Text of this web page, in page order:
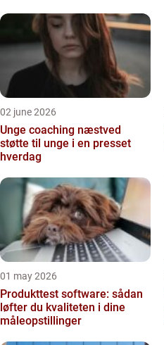
02 june 2026
Unge coaching næstved
støtte til unge i en presset
hverdag
01 may 2026
Produkttest software: sådan
løfter du kvaliteten i dine
måleopstillinger